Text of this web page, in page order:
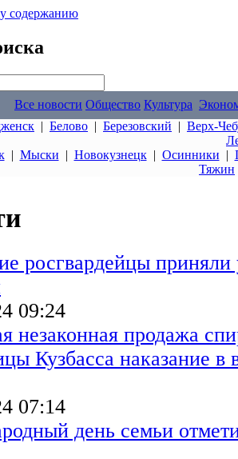
содержанию
Все новости Общество Культура
| Белово | Березовский | Верх-
| Мыски | Новокузнецк| Осинники |
Тяжин
росгвардейцы приняли
09:24
незаконная продажа
Кузбасса наказание в
07:14
день семьи